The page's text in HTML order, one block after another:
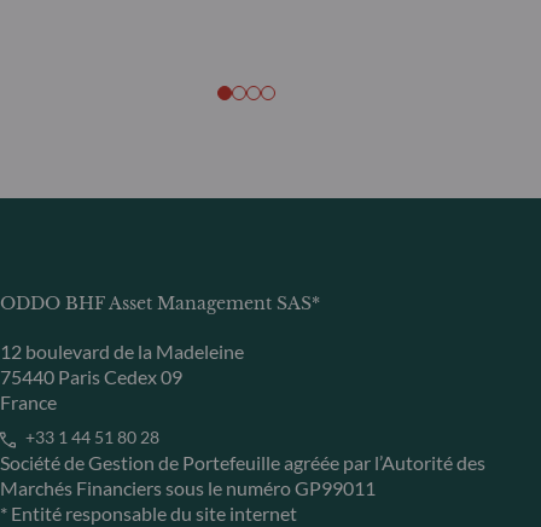
ODDO BHF Asset Management SAS*
12 boulevard de la Madeleine
75440 Paris Cedex 09
France
+33 1 44 51 80 28
Société de Gestion de Portefeuille agréée par l’Autorité des
Marchés Financiers sous le numéro GP99011
* Entité responsable du site internet